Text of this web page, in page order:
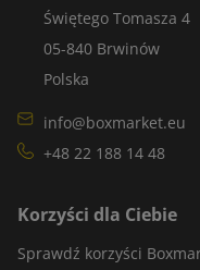
Świętego Tomasza 4
05-840 Brwinów
Polska
info@boxmarket.eu
+48 22 188 14 48
Korzyści dla Ciebie
Sprawdź korzyści